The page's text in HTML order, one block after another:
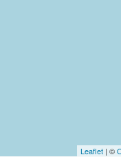
Leaflet | ©